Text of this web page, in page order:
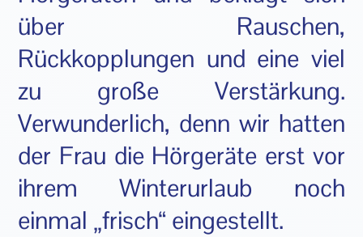
über Rauschen,
Rückkopplungen und eine viel
zu große Verstärkung.
Verwunderlich, denn wir hatten
der Frau die Hörgeräte erst vor
ihrem Winterurlaub noch
einmal „frisch“ eingestellt.